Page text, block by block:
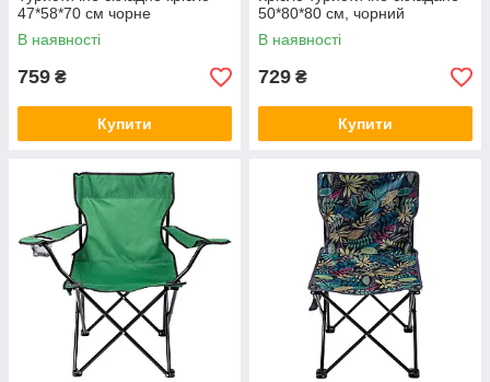
47*58*70 см чорне
В наявності
759 ₴
Купити
50*80*80 см, чорний
В наявності
729 ₴
Купити